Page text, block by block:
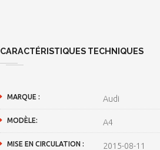
CARACTÉRISTIQUES TECHNIQUES
MARQUE : Audi
MODÈLE: A4
MISE EN CIRCULATION : 2015-08-11